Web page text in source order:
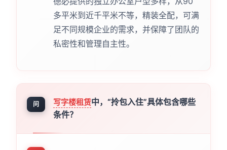
多平米到近千平米不等，精装全配，可满
足不同规模企业的需求，并保障了团队的
私密性和管理自主性。
问 写字楼租赁中，“拎包入住”具体包含哪些
条件？